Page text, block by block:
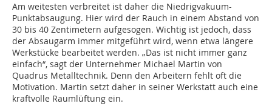
Am weitesten verbreitet ist daher die Niedrigvakuum-
Punktabsaugung. Hier wird der Rauch in einem Abstand von
30 bis 40 Zentimetern aufgesogen. Wichtig ist jedoch, dass
der Absaugarm immer mitgeführt wird, wenn etwa längere
Werkstücke bearbeitet werden. „Das ist nicht immer ganz
einfach“, sagt der Unternehmer Michael Martin von
Quadrus Metalltechnik. Denn den Arbeitern fehlt oft die
Motivation. Martin setzt daher in seiner Werkstatt auch eine
kraftvolle Raumlüftung ein.